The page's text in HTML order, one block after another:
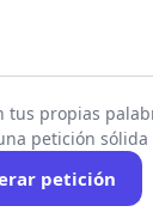
tus propias
petición sólida
petición